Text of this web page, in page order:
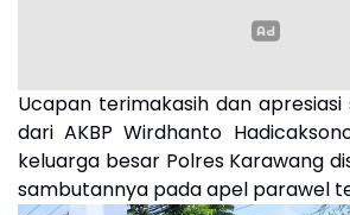
Ucapan terimakasih dan
dari AKBP Wirdhanto
keluarga besar Polres Karawang
sambutannya pada apel parawel